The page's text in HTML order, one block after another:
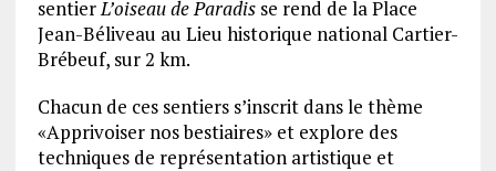
sentierL’oiseau de Paradisse rend de la Place
Jean-Béliveau au Lieu historique national Cartier-
Brébeuf, sur 2 km.
Chacun de ces sentiers s’inscrit dans le thème
«Apprivoiser nos bestiaires» et explore des
techniques de représentation artistique et